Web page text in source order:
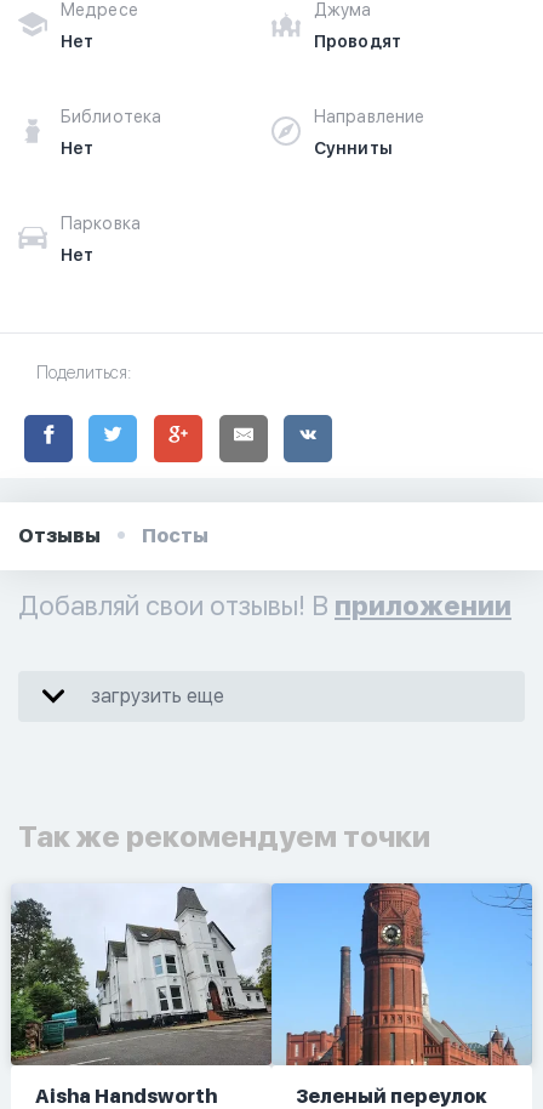
Медресе
Нет
Джума
Проводят
Библиотека
Нет
Направление
Сунниты
Парковка
Нет
Поделиться:
Отзывы Посты
Добавляй свои отзывы! В приложении
загрузить еще
Так же рекомендуем точки
Aisha Handsworth
Зеленый переулок